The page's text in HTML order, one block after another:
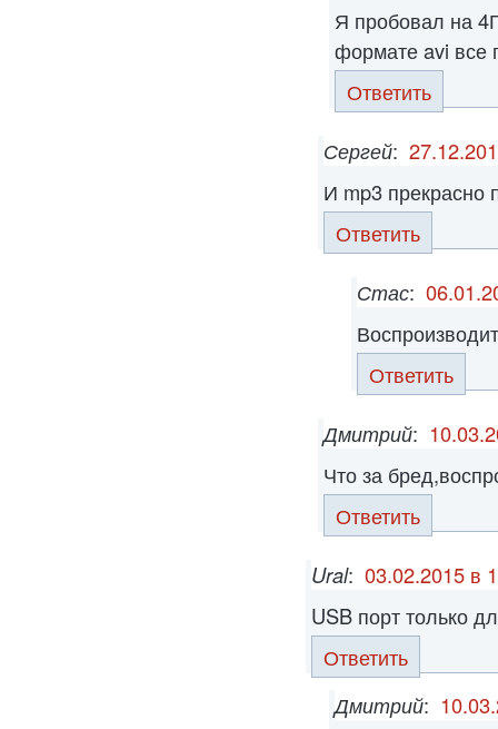
Я пробовал на
формате avi все
Ответить
Сергей:
И mp3 прекрасно
Ответить
Стас:
Ответить
Дмитрий:
Что за
Ответить
Ural: 03.02.2015 в
USB порт только
Ответить
Дмитрий: